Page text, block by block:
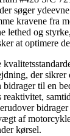
søger
kravene fra
lethed og
at optimere
der sikrer
til en
af
kørsel.